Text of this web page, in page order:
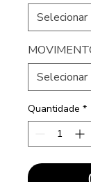
Quantidade *